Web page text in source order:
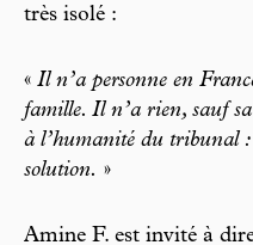
très isolé :
« Il n’a personne en
famille. Il n’a rien, sauf
à l’humanité du tribunal :
solution. »
Amine F. est invité à